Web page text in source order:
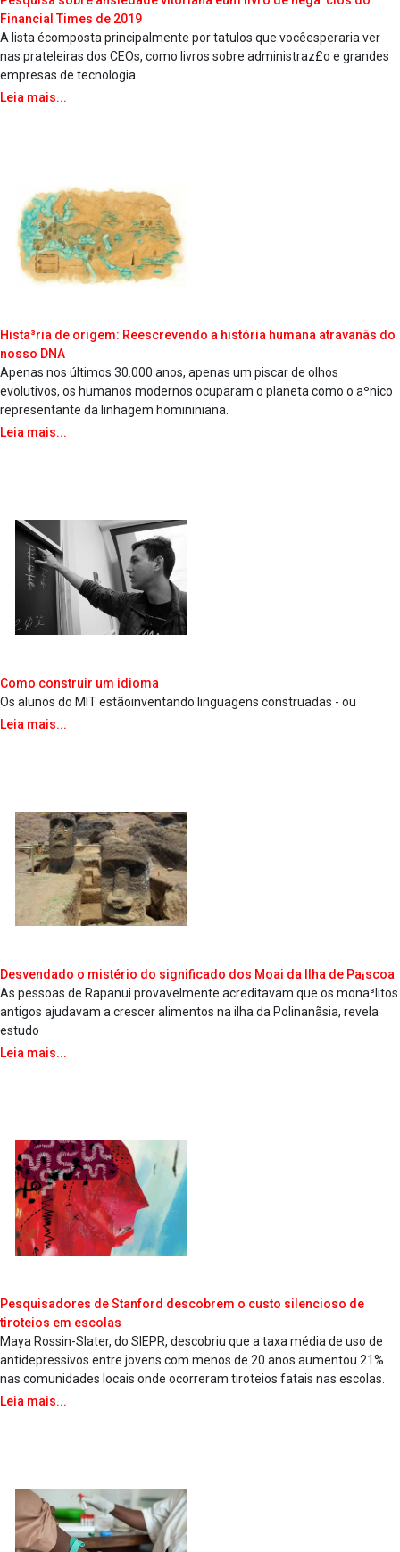
Financial Times de 2019
A lista écomposta principalmente por ta­tulos que vocêesperaria ver
nas prateleiras dos CEOs, como livros sobre administraz£o e grandes
empresas de tecnologia.
Leia mais...
Hista³ria de origem: Reescrevendo a história humana atravanãs do
nosso DNA
Apenas nos últimos 30.000 anos, apenas um piscar de olhos
evolutivos, os humanos modernos ocuparam o planeta como o aºnico
representante da linhagem homininiana.
Leia mais...
Como construir um idioma
Os alunos do MIT estãoinventando linguagens construa­das - ou
Leia mais...
Desvendado o mistério do significado dos Moai da Ilha de Pa¡scoa
As pessoas de Rapanui provavelmente acreditavam que os mona³litos
antigos ajudavam a crescer alimentos na ilha da Polinanãsia, revela
estudo
Leia mais...
Pesquisadores de Stanford descobrem o custo silencioso de
tiroteios em escolas
Maya Rossin-Slater, do SIEPR, descobriu que a taxa média de uso de
antidepressivos entre jovens com menos de 20 anos aumentou 21%
nas comunidades locais onde ocorreram tiroteios fatais nas escolas.
Leia mais...